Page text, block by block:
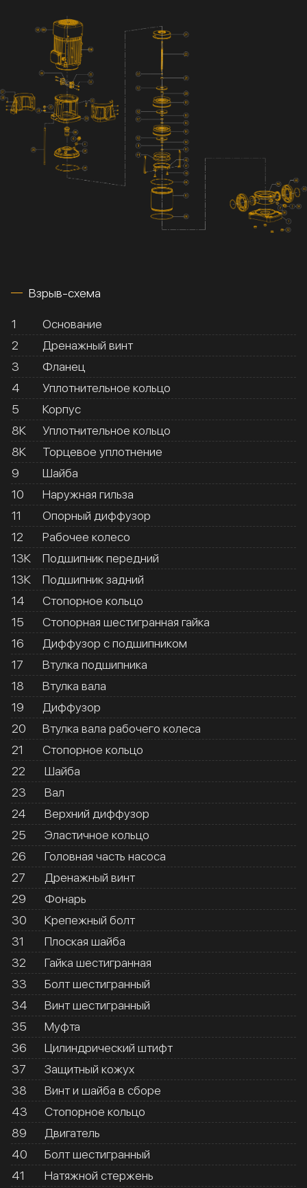
Взрыв-схема
1
Основание
2
Дренажный винт
3
Фланец
4
Уплотнительное кольцо
5
Корпус
8К
Уплотнительное кольцо
8К
Торцевое уплотнение
9
Шайба
10
Наружная гильза
11
Опорный диффузор
12
Рабочее колесо
13К
Подшипник передний
13К
Подшипник задний
14
Стопорное кольцо
15
Стопорная шестигранная гайка
16
Диффузор с подшипником
17
Втулка подшипника
18
Втулка вала
19
Диффузор
20
Втулка вала рабочего колеса
21
Стопорное кольцо
22
Шайба
23
Вал
24
Верхний диффузор
25
Эластичное кольцо
26
Головная часть насоса
27
Дренажный винт
29
Фонарь
30
Крепежный болт
31
Плоская шайба
32
Гайка шестигранная
33
Болт шестигранный
34
Винт шестигранный
35
Муфта
36
Цилиндрический штифт
37
Защитный кожух
38
Винт и шайба в сборе
43
Стопорное кольцо
89
Двигатель
40
Болт шестигранный
41
Натяжной стержень